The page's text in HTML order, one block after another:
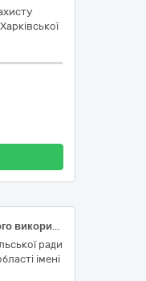
Деревина дров’яна непромислового використання
ради
імені